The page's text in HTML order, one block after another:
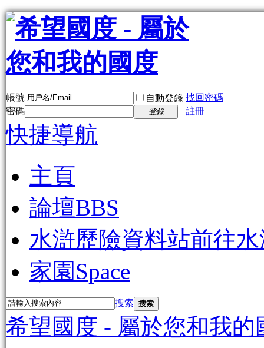
帳號 自動登錄 找回密碼
密碼
登錄 註冊
快捷導航
主頁
論壇BBS
水滸歷險資料站前往
家園Space
搜索 搜索
希望國度 - 屬於您和我的